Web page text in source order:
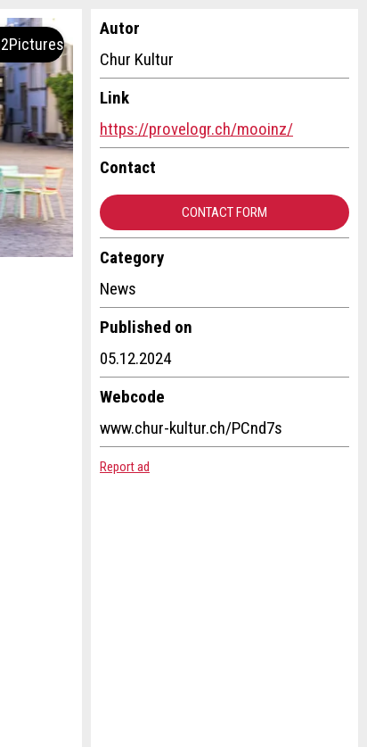
Autor
Chur Kultur
Link
https://provelogr.ch/mooinz/
Contact
CONTACT FORM
Category
News
Published on
05.12.2024
Webcode
www.chur-kultur.ch/PCnd7s
Report ad